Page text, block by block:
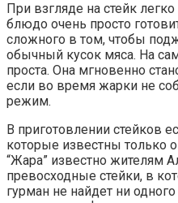
При взгляде на стейк
блюдо очень просто
сложного в том, чтобы
обычный кусок мяса. На
проста. Она мгновенно
если во время жарки не
режим.
В приготовлении стейков
которые известны только
“Жара” известно жителям
превосходные стейки, в
гурман не найдет ни